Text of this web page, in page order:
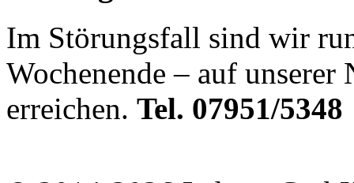
Im Störungsfall sind wir
Wochenende – auf
erreichen. Tel. 07951/5348